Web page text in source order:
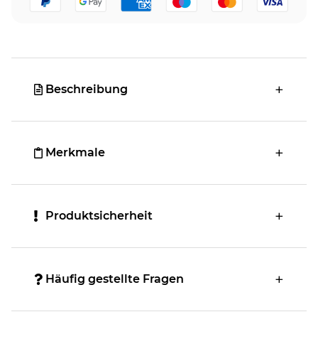
Beschreibung
Merkmale
Produktsicherheit
Häufig gestellte Fragen